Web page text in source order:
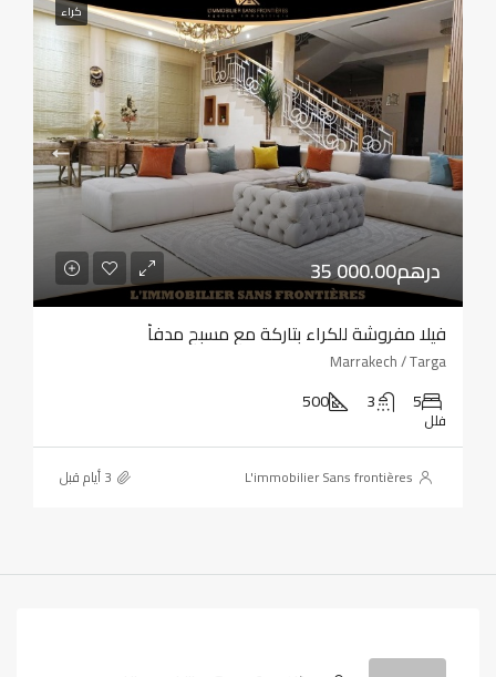
كراء
35 000.00درهم
فيلا مفروشة للكراء بتاركة مع مسبح مدفأ
Marrakech / Targa
5
3
500
فلل
L'immobilier Sans frontières